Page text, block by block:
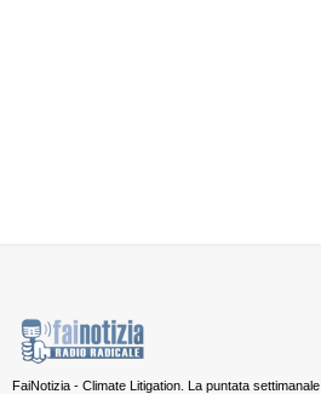
FaiNotizia - Climate Litigation. La puntata settimanale